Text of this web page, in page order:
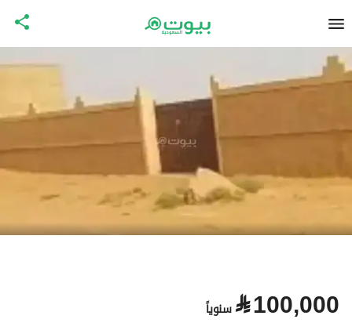
⃁100,000 سنوياً